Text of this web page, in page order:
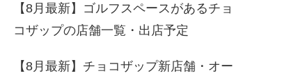
【8月最新】ゴルフスペースがあるチョ
コザップの店舗一覧・出店予定
【8月最新】チョコザップ新店舗・オー